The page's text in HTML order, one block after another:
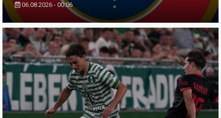
06.08.2026 - 00:06